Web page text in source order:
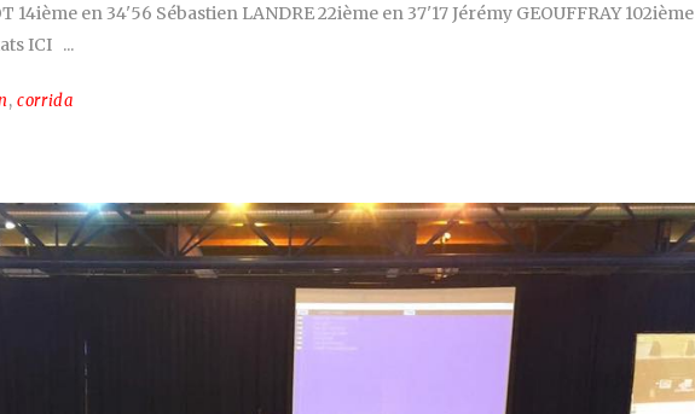
14ième en 34'56 Sébastien LANDRE 22ième en 37'17 Jérémy GEOUFFRAY 102ième
ICI
, corrida